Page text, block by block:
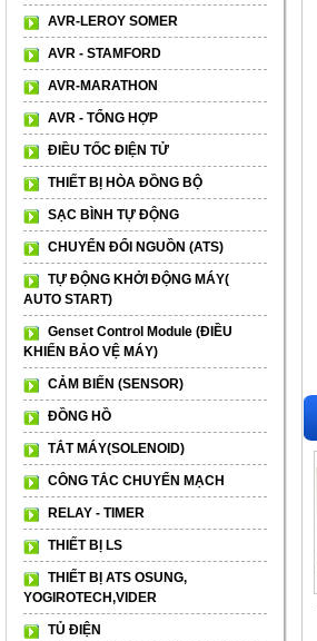
AVR-LEROY SOMER
AVR - STAMFORD
AVR-MARATHON
AVR - TỔNG HỢP
ĐIỀU TỐC ĐIỆN TỬ
THIẾT BỊ HÒA ĐỒNG BỘ
SẠC BÌNH TỰ ĐỘNG
CHUYỂN ĐỔI NGUỒN (ATS)
TỰ ĐỘNG KHỞI ĐỘNG MÁY(
AUTO START)
Genset Control Module (ĐIỀU
KHIỂN BẢO VỆ MÁY)
CẢM BIẾN (SENSOR)
ĐỒNG HỒ
TẮT MÁY(SOLENOID)
CÔNG TẮC CHUYỂN MẠCH
RELAY - TIMER
THIẾT BỊ LS
THIẾT BỊ ATS OSUNG,
YOGIROTECH,VIDER
TỦ ĐIỆN